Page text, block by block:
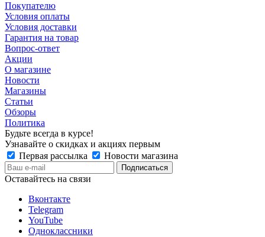
Покупателю
Условия оплаты
Условия доставки
Гарантия на товар
Вопрос-ответ
Акции
О магазине
Новости
Магазины
Статьи
Обзоры
Политика
Будьте всегда в курсе!
Узнавайте о скидках и акциях первым
Первая рассылка
Новости магазина
Оставайтесь на связи
Вконтакте
Telegram
YouTube
Одноклассники